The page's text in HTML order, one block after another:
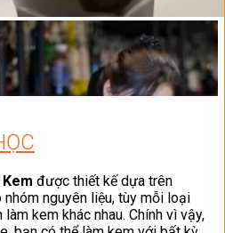
được thiết kế dựa trên
nguyên liệu, tùy mỗi loại
kem khác nhau. Chính vì vậy,